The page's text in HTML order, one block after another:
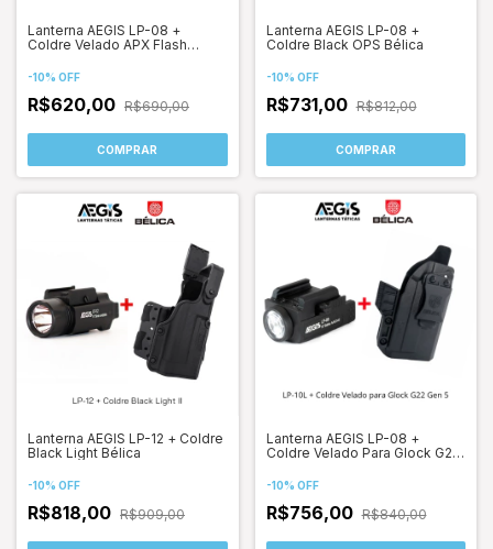
Lanterna AEGIS LP-08 +
Coldre Velado APX Flash
-10% OFF
R$620,00 R$690,00
COMPRAR
Lanterna AEGIS LP-08 +
Coldre Black OPS Bélica
-10% OFF
R$731,00 R$812,00
COMPRAR
Lanterna AEGIS LP-12 + Coldre
Black Light Bélica
-10% OFF
R$818,00 R$909,00
Lanterna AEGIS LP-08 +
Coldre Velado Para Glock G22
-10% OFF
R$756,00 R$840,00